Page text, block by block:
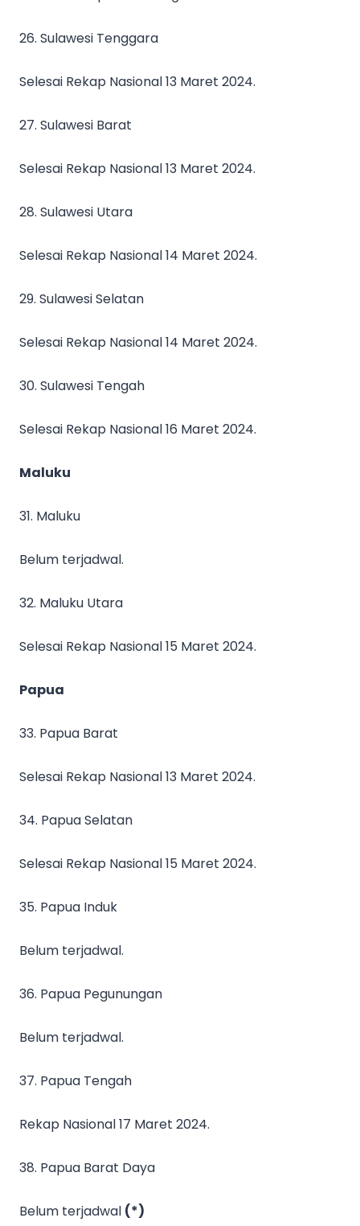
26. Sulawesi Tenggara
Selesai Rekap Nasional 13 Maret 2024.
27. Sulawesi Barat
Selesai Rekap Nasional 13 Maret 2024.
28. Sulawesi Utara
Selesai Rekap Nasional 14 Maret 2024.
29. Sulawesi Selatan
Selesai Rekap Nasional 14 Maret 2024.
30. Sulawesi Tengah
Selesai Rekap Nasional 16 Maret 2024.
Maluku
31. Maluku
Belum terjadwal.
32. Maluku Utara
Selesai Rekap Nasional 15 Maret 2024.
Papua
33. Papua Barat
Selesai Rekap Nasional 13 Maret 2024.
34. Papua Selatan
Selesai Rekap Nasional 15 Maret 2024.
35. Papua Induk
Belum terjadwal.
36. Papua Pegunungan
Belum terjadwal.
37. Papua Tengah
Rekap Nasional 17 Maret 2024.
38. Papua Barat Daya
Belum terjadwal (*)